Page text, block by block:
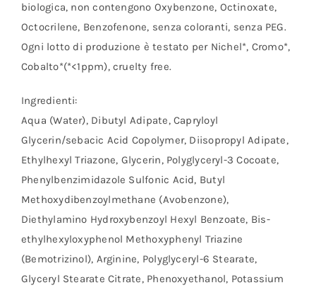
biologica, non contengono Oxybenzone, Octinoxate,
Octocrilene, Benzofenone, senza coloranti, senza PEG.
Ogni lotto di produzione è testato per Nichel*, Cromo*,
Cobalto*(*<1ppm), cruelty free.
Ingredienti:
Aqua (Water), Dibutyl Adipate, Capryloyl
Glycerin/sebacic Acid Copolymer, Diisopropyl Adipate,
Ethylhexyl Triazone, Glycerin, Polyglyceryl-3 Cocoate,
Phenylbenzimidazole Sulfonic Acid, Butyl
Methoxydibenzoylmethane (Avobenzone),
Diethylamino Hydroxybenzoyl Hexyl Benzoate, Bis-
ethylhexyloxyphenol Methoxyphenyl Triazine
(Bemotrizinol), Arginine, Polyglyceryl-6 Stearate,
Glyceryl Stearate Citrate, Phenoxyethanol, Potassium